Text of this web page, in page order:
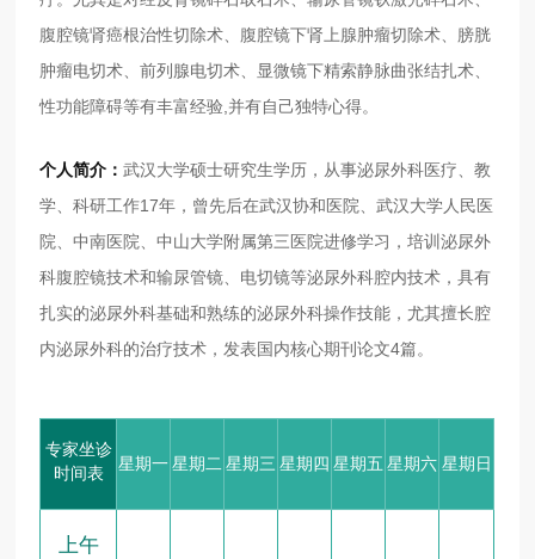
腹腔镜肾癌根治性切除术、腹腔镜下肾上腺肿瘤切除术、膀胱
肿瘤电切术、前列腺电切术、显微镜下精索静脉曲张结扎术、
性功能障碍等有丰富经验,并有自己独特心得。
个人简介：武汉大学硕士研究生学历，从事泌尿外科医疗、教
学、科研工作17年，曾先后在武汉协和医院、武汉大学人民医
院、中南医院、中山大学附属第三医院进修学习，培训泌尿外
科腹腔镜技术和输尿管镜、电切镜等泌尿外科腔内技术，具有
扎实的泌尿外科基础和熟练的泌尿外科操作技能，尤其擅长腔
内泌尿外科的治疗技术，发表国内核心期刊论文4篇。
专家坐诊
时间表
星期一 星期二 星期三 星期四 星期五 星期六 星期日
上午